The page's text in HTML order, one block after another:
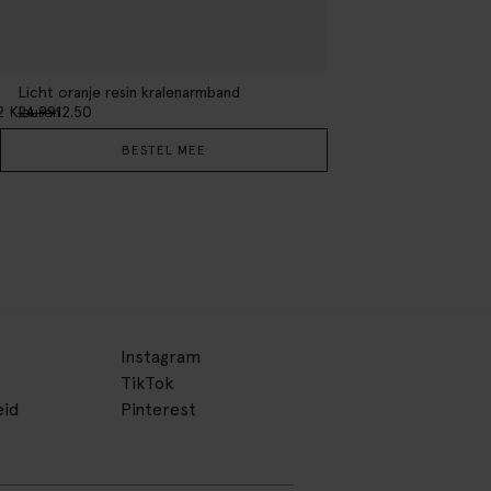
Licht oranje resin kralenarmband
24.9912.50
Kleuren
BESTEL MEE
Instagram
TikTok
Pinterest